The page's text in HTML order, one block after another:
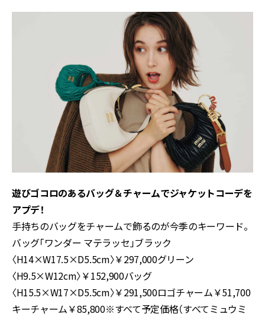
遊びゴコロのあるバッグ＆チャームでジャケットコーデを
アプデ！
手持ちのバッグをチャームで飾るのが今季のキーワード。
バッグ「ワンダー マテラッセ」ブラック
〈H14×W17.5×D5.5cm〉￥297,000グリーン
〈H9.5×W12cm〉￥152,900バッグ
〈H15.5×W17×D5.5cm〉￥291,500ロゴチャーム￥51,700
キーチャーム￥85,800※すべて予定価格（すべてミュウミ